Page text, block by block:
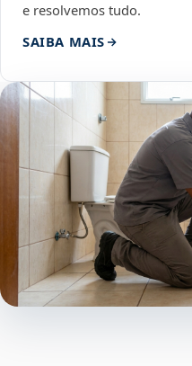
e resolvemos tudo.
SAIBA MAIS